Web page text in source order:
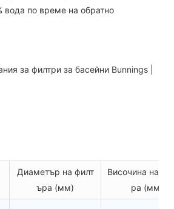
вода по време на обратно
Диаметър на филт
ъра (мм)
Височина на
ра (мм)